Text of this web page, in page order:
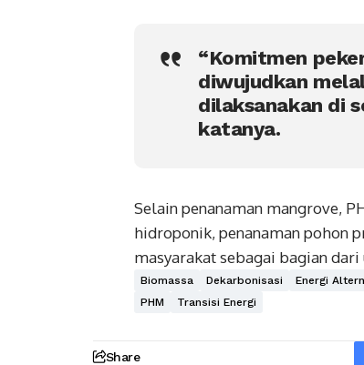
“Komitmen
diwujudkan
dilaksanakan di
katanya.
Selain penanaman mangrove,
hidroponik, penanaman pohon
masyarakat sebagai bagian
Biomassa Dekarbonisasi Energi
PHM
Transisi Energi
Share